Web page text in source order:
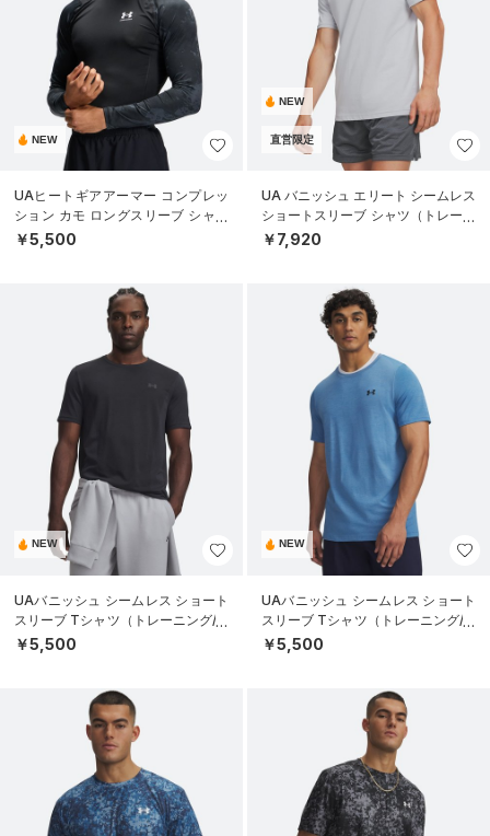
NEW
UAヒートギアアーマー コンプレッ
ション カモ ロングスリーブ シャツ
（トレーニング/MEN）
￥5,500
NEW
直営限定
UA バニッシュ エリート シームレス
ショートスリーブ シャツ（トレーニ
ング/MEN）
￥7,920
NEW
UAバニッシュ シームレス ショート
スリーブ Tシャツ（トレーニング/M
EN）
￥5,500
NEW
UAバニッシュ シームレス ショート
スリーブ Tシャツ（トレーニング/M
EN）
￥5,500